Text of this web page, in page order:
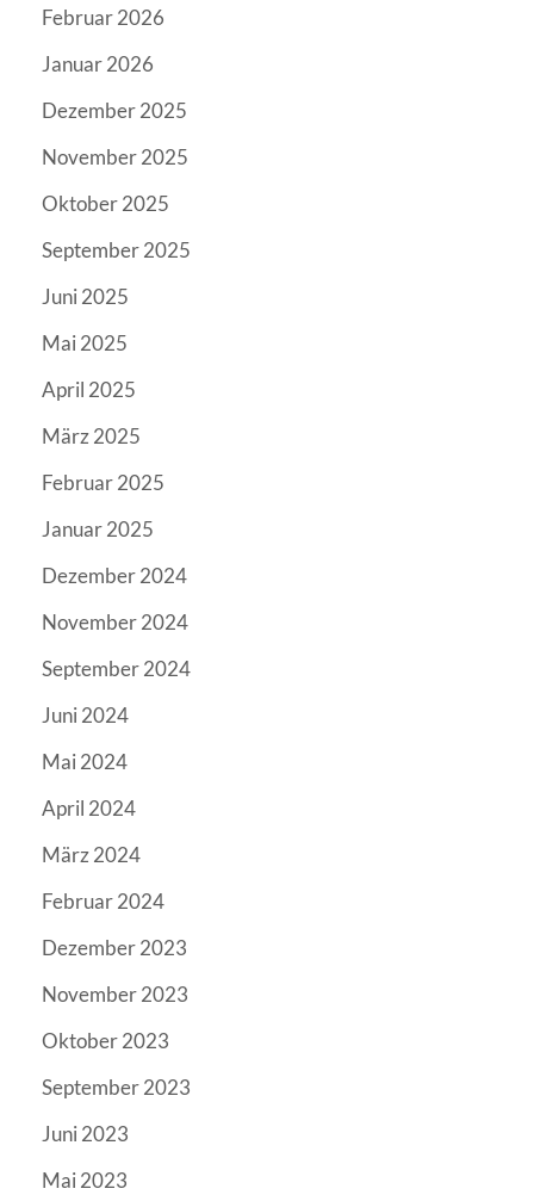
Februar 2026
Januar 2026
Dezember 2025
November 2025
Oktober 2025
September 2025
Juni 2025
Mai 2025
April 2025
März 2025
Februar 2025
Januar 2025
Dezember 2024
November 2024
September 2024
Juni 2024
Mai 2024
April 2024
März 2024
Februar 2024
Dezember 2023
November 2023
Oktober 2023
September 2023
Juni 2023
Mai 2023